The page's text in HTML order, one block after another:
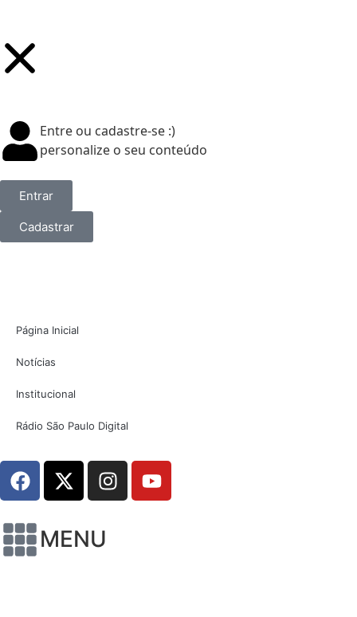
Entre ou cadastre-se :)
personalize o seu conteúdo
Entrar
Cadastrar
Página Inicial
Notícias
Institucional
Rádio São Paulo Digital
MENU